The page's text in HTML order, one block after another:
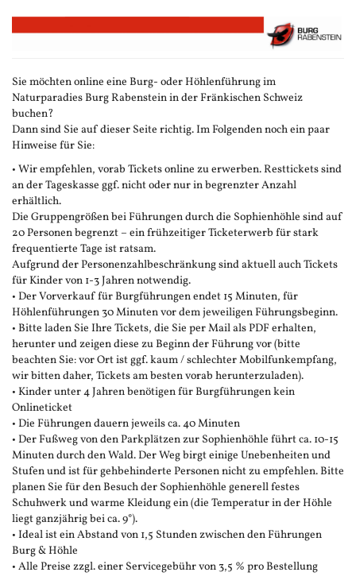
Zum
Haupt-
Sie möchten online eine Burg- oder Höhlenführung im
Naturparadies Burg Rabenstein in der Fränkischen Schweiz
buchen?
Dann sind Sie auf dieser Seite richtig. Im Folgenden noch ein paar
Hinweise für Sie:
• Wir empfehlen, vorab Tickets online zu erwerben. Resttickets sind
an der Tageskasse ggf. nicht oder nur in begrenzter Anzahl
erhältlich.
Die Gruppengrößen bei Führungen durch die Sophienhöhle sind auf
20 Personen begrenzt – ein frühzeitiger Ticketerwerb für stark
frequentierte Tage ist ratsam.
Aufgrund der Personenzahlbeschränkung sind aktuell auch Tickets
für Kinder von 1-3 Jahren notwendig.
• Der Vorverkauf für Burgführungen endet 15 Minuten, für
Höhlenführungen 30 Minuten vor dem jeweiligen Führungsbeginn.
• Bitte laden Sie Ihre Tickets, die Sie per Mail als PDF erhalten,
herunter und zeigen diese zu Beginn der Führung vor (bitte
beachten Sie: vor Ort ist ggf. kaum / schlechter Mobilfunkempfang,
wir bitten daher, Tickets am besten vorab herunterzuladen).
• Kinder unter 4 Jahren benötigen für Burgführungen kein
Onlineticket
• Die Führungen dauern jeweils ca. 40 Minuten
• Der Fußweg von den Parkplätzen zur Sophienhöhle führt ca. 10-15
Minuten durch den Wald. Der Weg birgt einige Unebenheiten und
Stufen und ist für gehbehinderte Personen nicht zu empfehlen. Bitte
planen Sie für den Besuch der Sophienhöhle generell festes
Schuhwerk und warme Kleidung ein (die Temperatur in der Höhle
liegt ganzjährig bei ca. 9°).
• Ideal ist ein Abstand von 1,5 Stunden zwischen den Führungen
Burg & Höhle
• Alle Preise zzgl. einer Servicegebühr von 3,5 % pro Bestellung